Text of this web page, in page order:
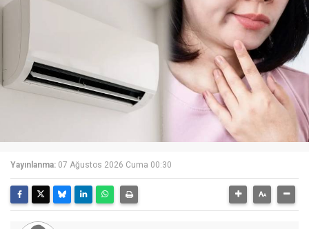
Yayınlanma: 07 Ağustos 2026 Cuma 00:30